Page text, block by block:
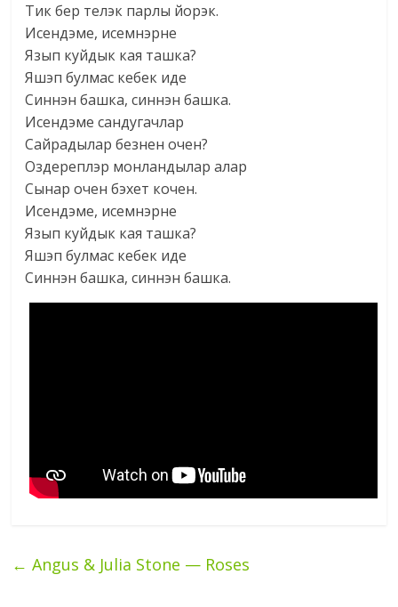
Тик бер телэк парлы йорэк.
Исендэме, исемнэрне
Язып куйдык кая ташка?
Яшэп булмас кебек иде
Синнэн башка, синнэн башка.
Исендэме сандугачлар
Сайрадылар безнен очен?
Оздереплэр монландылар алар
Сынар очен бэхет кочен.
Исендэме, исемнэрне
Язып куйдык кая ташка?
Яшэп булмас кебек иде
Синнэн башка, синнэн башка.
← Angus & Julia Stone — Roses